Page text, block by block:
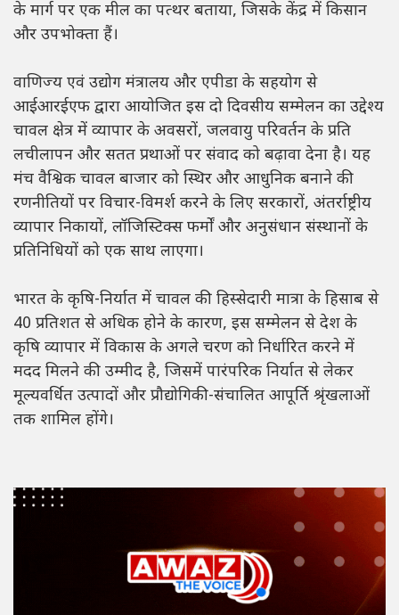
के मार्ग पर एक मील का पत्थर बताया, जिसके केंद्र में किसान
और उपभोक्ता हैं।
वाणिज्य एवं उद्योग मंत्रालय और एपीडा के सहयोग से
आईआरईएफ द्वारा आयोजित इस दो दिवसीय सम्मेलन का उद्देश्य
चावल क्षेत्र में व्यापार के अवसरों, जलवायु परिवर्तन के प्रति
लचीलापन और सतत प्रथाओं पर संवाद को बढ़ावा देना है। यह
मंच वैश्विक चावल बाजार को स्थिर और आधुनिक बनाने की
रणनीतियों पर विचार-विमर्श करने के लिए सरकारों, अंतर्राष्ट्रीय
व्यापार निकायों, लॉजिस्टिक्स फर्मों और अनुसंधान संस्थानों के
प्रतिनिधियों को एक साथ लाएगा।
भारत के कृषि-निर्यात में चावल की हिस्सेदारी मात्रा के हिसाब से
40 प्रतिशत से अधिक होने के कारण, इस सम्मेलन से देश के
कृषि व्यापार में विकास के अगले चरण को निर्धारित करने में
मदद मिलने की उम्मीद है, जिसमें पारंपरिक निर्यात से लेकर
मूल्यवर्धित उत्पादों और प्रौद्योगिकी-संचालित आपूर्ति श्रृंखलाओं
तक शामिल होंगे।